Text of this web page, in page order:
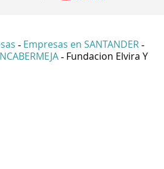
- Empresas en SANTANDER -
- Fundacion Elvira Y